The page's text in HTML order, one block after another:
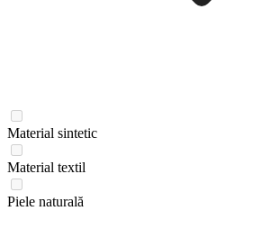
Material sintetic
Material textil
Piele naturală